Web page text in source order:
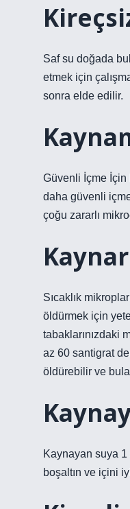
Saf su doğada
etmek için
sonra elde edilir.
Güvenli İçme İçin
daha güvenli
çoğu zararlı
Sıcaklık
öldürmek için
tabaklarınızdaki
az 60 santigrat
öldürebilir ve
Kaynayan suya 1
boşaltın ve içini